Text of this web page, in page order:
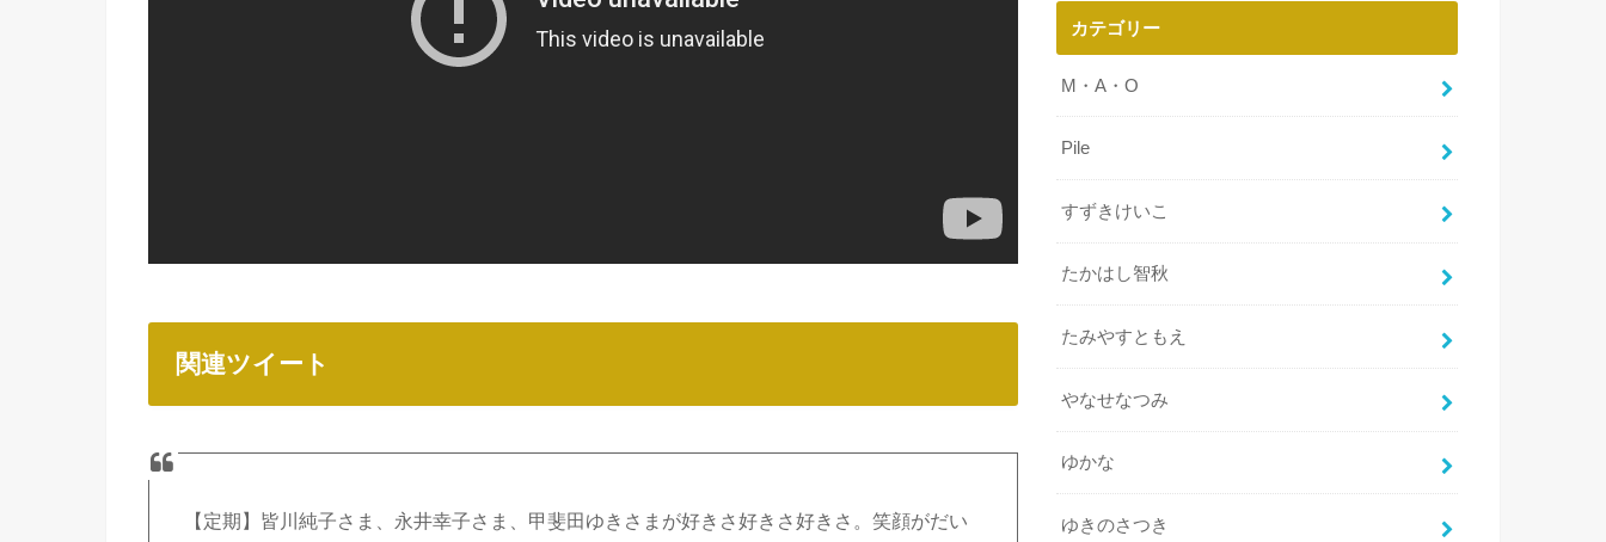
関連ツイート
【定期】皆川純子さま、永井幸子さま、甲斐田ゆきさまが好きさ好きさ好きさ。笑顔がだい
カテゴリー
M・A・O
Pile
すずきけいこ
たかはし智秋
たみやすともえ
やなせなつみ
ゆかな
ゆきのさつき